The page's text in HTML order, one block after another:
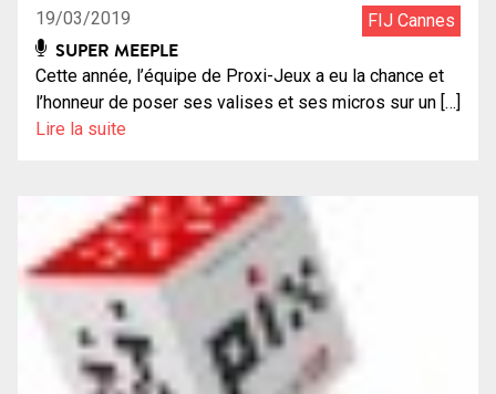
19/03/2019 FIJ Cannes
SUPER MEEPLE
Cette année, l’équipe de Proxi-Jeux a eu la chance et
l’honneur de poser ses valises et ses micros sur un […]
Lire la suite